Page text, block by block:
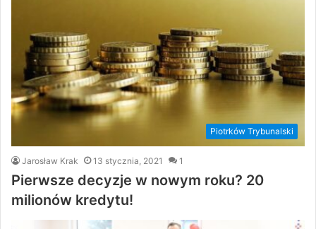
Piotrków Trybunalski
Jarosław Krak 13 stycznia, 2021 1
Pierwsze decyzje w nowym roku? 20
milionów kredytu!